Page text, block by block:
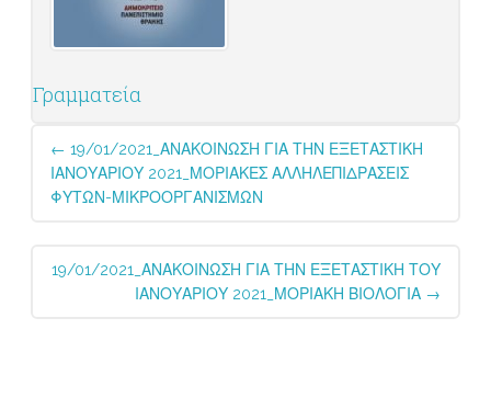
Γραμματεία
Post
navigation
← 19/01/2021_ΑΝΑΚΟΙΝΩΣΗ ΓΙΑ ΤΗΝ ΕΞΕΤΑΣΤΙΚΗ
ΙΑΝΟΥΑΡΙΟΥ 2021_ΜΟΡΙΑΚΕΣ ΑΛΛΗΛΕΠΙΔΡΑΣΕΙΣ
ΦΥΤΩΝ-ΜΙΚΡΟΟΡΓΑΝΙΣΜΩΝ
19/01/2021_ΑΝΑΚΟΙΝΩΣΗ ΓΙΑ ΤΗΝ ΕΞΕΤΑΣΤΙΚΗ ΤΟΥ
ΙΑΝΟΥΑΡΙΟΥ 2021_ΜΟΡΙΑΚΗ ΒΙΟΛΟΓΙΑ →